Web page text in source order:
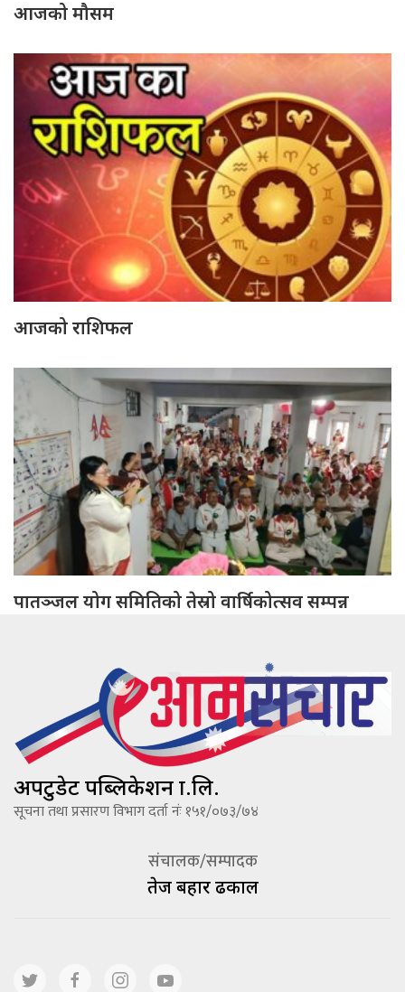
आजको मौसम
आजको राशिफल
पातञ्जल योग समितिको तेस्रो वार्षिकोत्सव सम्पन्न
अपटुडेट पब्लिकेशन प्रा.लि.
सूचना तथा प्रसारण विभाग दर्ता नंः १५१/०७३/७४
संचालक/सम्पादक
तेज बहादूर ढकाल